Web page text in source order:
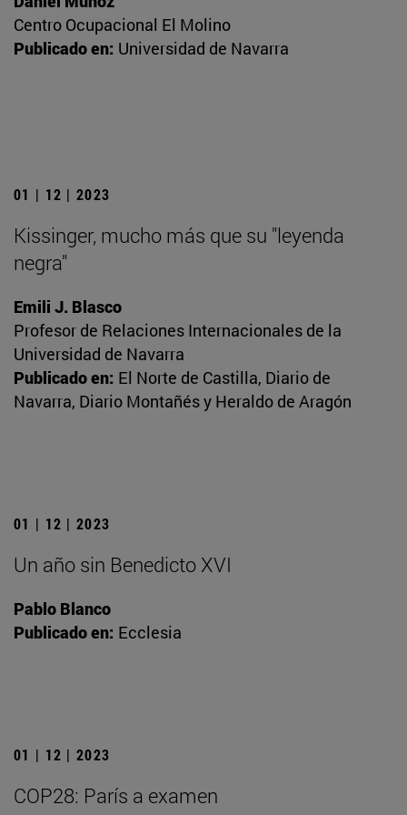
Centro Ocupacional El Molino
Publicado en: Universidad de Navarra
01 | 12 | 2023
Kissinger, mucho más que su "leyenda
negra"
Emili J. Blasco
Profesor de Relaciones Internacionales de la
Universidad de Navarra
Publicado en: El Norte de Castilla, Diario de
Navarra, Diario Montañés y Heraldo de Aragón
01 | 12 | 2023
Un año sin Benedicto XVI
Pablo Blanco
Publicado en: Ecclesia
01 | 12 | 2023
COP28: París a examen